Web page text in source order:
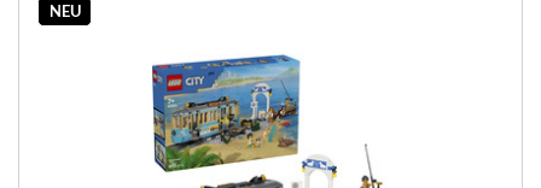
NEU